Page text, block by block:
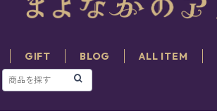
GIFT BLOG ALL ITEM